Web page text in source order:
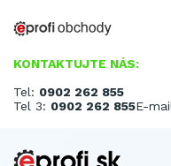
KONTAKTUJTE NÁS:
Tel: 0902 262 855
Tel 3: 0902 262 855E-